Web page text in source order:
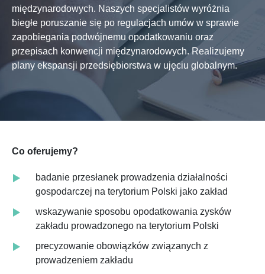
międzynarodowych. Naszych specjalistów wyróżnia
biegłe poruszanie się po regulacjach umów w sprawie
zapobiegania podwójnemu opodatkowaniu oraz
przepisach konwencji międzynarodowych. Realizujemy
plany ekspansji przedsiębiorstwa w ujęciu globalnym.
Co oferujemy?
badanie przesłanek prowadzenia działalności
gospodarczej na terytorium Polski jako zakład
wskazywanie sposobu opodatkowania zysków
zakładu prowadzonego na terytorium Polski
precyzowanie obowiązków związanych z
prowadzeniem zakładu